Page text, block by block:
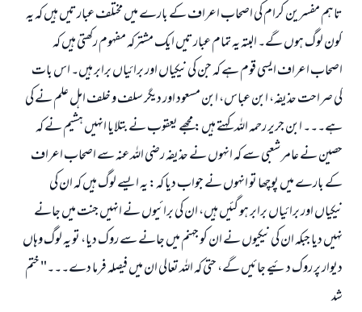
تاہم مفسرین کرام کی اصحاب اعراف کے بارے میں مختلف عبارتیں ہیں کہ یہ
کون لوگ ہوں گے۔ البتہ یہ تمام عبارتیں ایک مشترکہ مفہوم رکھتی ہیں کہ
اصحاب اعراف ایسی قوم ہے کہ جن کی نیکیاں اور برائیاں برابر ہیں۔ اس بات
کی صراحت حذیفہ، ابن عباس، ابن مسعود اور دیگر سلف و خلف اہل علم نے کی
ہے۔۔۔ ابن جریر رحمہ اللہ کہتے ہیں: مجھے یعقوب نے بتلایا انہیں ہشیم نے کہ
حصین نے عامر شعبی سے کہ انہوں نے حذیفہ رضی اللہ عنہ سے اصحاب اعراف
کے بارے میں پوچھا تو انہوں نے جواب دیا کہ: یہ ایسے لوگ ہیں کہ ان کی
نیکیاں اور برائیاں برابر ہو گئیں ہیں، ان کی برائیوں نے انہیں جنت میں جانے
نہیں دیا جبکہ ان کی نیکیوں نے ان کو جہنم میں جانے سے روک دیا، تو یہ لوگ وہاں
دیوار پر روک دئیے جائیں گے، حتی کہ اللہ تعالی ان میں فیصلہ فرما دے۔۔۔" ختم
شد